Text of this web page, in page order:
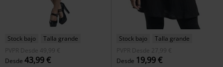
Stock bajo
Talla grande
PVPR
Desde 49,99 €
Desde 43,99 €
Stock bajo
Talla grande
PVPR
Desde 27,99 €
Desde 19,99 €